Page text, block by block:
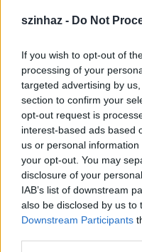
szinhaz - Do Not
If you wish to opt-out of
processing of your
targeted advertising by
section to confirm your
opt-out request is
interest-based ads based
us or personal
your opt-out. You may
disclosure of your
IAB’s list of downstream
also be disclosed by us to
Downstream Participants
varázslat.
bálterembe, a herceg
Táncra kérte és egész
Szabó Irmának, a
Hamupipőkéjének
"szomorú kis
soha. Igaz, nem is a
Sipos Lajost, a
meghódítani. De a
meséjében is más